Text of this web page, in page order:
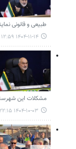
طبیعی و قانونی
۱۴۰۴-۱۱-۱۴ ۱۲:۵۹
مشکلات این
۱۴۰۴-۱۰-۰۳ ۲۲:۱۵